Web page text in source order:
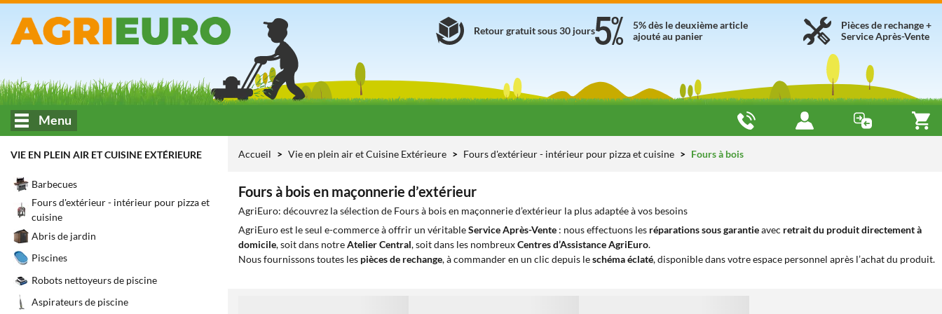
Pièces de rechange +
Service Après-Vente
5% dès le deuxième article
ajouté au panier
Retour gratuit sous 30 jours
Menu
VIE EN PLEIN AIR ET CUISINE EXTÉRIEURE
Barbecues
Fours d'extérieur - intérieur pour pizza et
cuisine
Abris de jardin
Piscines
Robots nettoyeurs de piscine
Aspirateurs de piscine
Accueil Vie en plein air et Cuisine Extérieure Fours d'extérieur - intérieur pour pizza et cuisine Fours à bois
Fours à bois en maçonnerie d’extérieur
AgriEuro: découvrez la sélection de Fours à bois en maçonnerie d’extérieur la plus adaptée à vos besoins
AgriEuro est le seul e-commerce à offrir un véritableService Après-Vente : nous effectuons les réparations sous garantieavec retrait du produit directement à
domicile, soit dans notreAtelier Central, soit dans les nombreuxCentres d’Assistance AgriEuro.
Nous fournissons toutes les pièces de rechange, à commander en un clic depuis leschéma éclaté, disponible dans votre espace personnel après l’achat du produit.